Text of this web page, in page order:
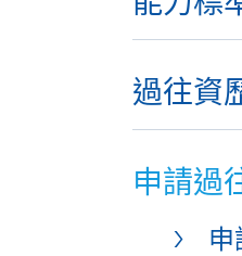
過往資
申請過
申